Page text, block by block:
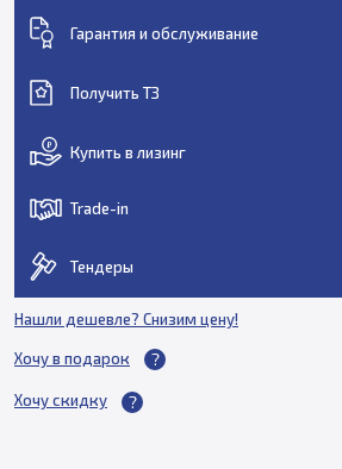
Гарантия и обслуживание
Получить ТЗ
Купить в лизинг
Trade-in
Тендеры
Нашли дешевле? Снизим цену!
Хочу в подарок
Хочу скидку